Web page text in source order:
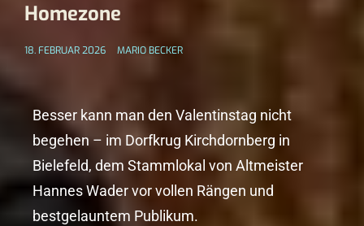
Homezone
18. FEBRUAR 2026 MARIO BECKER
Besser kann man den Valentinstag nicht
begehen – im Dorfkrug Kirchdornberg in
Bielefeld, dem Stammlokal von Altmeister
Hannes Wader vor vollen Rängen und
bestgelauntem Publikum.